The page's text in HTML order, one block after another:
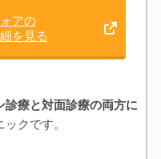
アの
を見る
診療と対面診療の両方に
クです。